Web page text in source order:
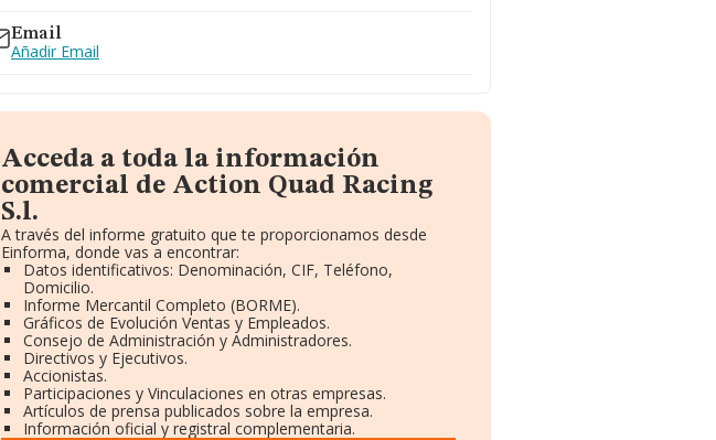
Email
Añadir Email
Acceda a toda la información
comercial de Action Quad Racing
S.l.
A través del informe gratuito que te proporcionamos desde
Einforma, donde vas a encontrar:
Datos identificativos: Denominación, CIF, Teléfono,
Domicilio.
Informe Mercantil Completo (BORME).
Gráficos de Evolución Ventas y Empleados.
Consejo de Administración y Administradores.
Directivos y Ejecutivos.
Accionistas.
Participaciones y Vinculaciones en otras empresas.
Artículos de prensa publicados sobre la empresa.
Información oficial y registral complementaria.